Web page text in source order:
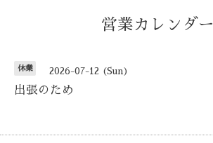
営業カレンダー
休業 2026-07-12 (Sun)
出張のため